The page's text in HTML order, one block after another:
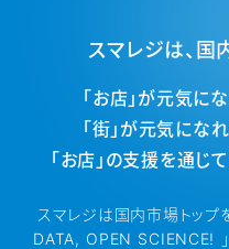
スマレジは、国
「お店」が元気に
「街」が元気にな
「お店」の支援を通じ
スマレジは国内市場トップ
DATA, OPEN SCIENCE! 」